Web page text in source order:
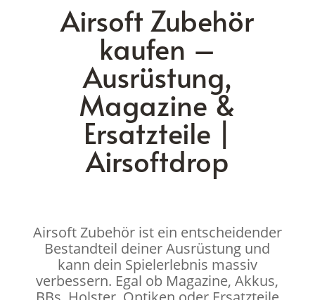
Airsoft Zubehör
kaufen –
Ausrüstung,
Magazine &
Ersatzteile |
Airsoftdrop
Airsoft Zubehör ist ein entscheidender
Bestandteil deiner Ausrüstung und
kann dein Spielerlebnis massiv
verbessern. Egal ob Magazine, Akkus,